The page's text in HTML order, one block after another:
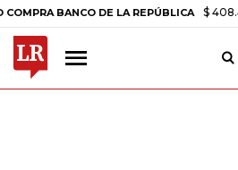
DE LA REPÚBLICA $ 408.498,97